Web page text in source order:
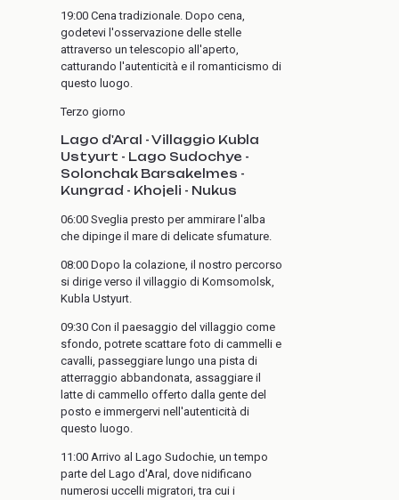
19:00 Cena tradizionale. Dopo cena,
godetevi l'osservazione delle stelle
attraverso un telescopio all'aperto,
catturando l'autenticità e il romanticismo di
questo luogo.
Terzo giorno
Lago d'Aral - Villaggio Kubla
Ustyurt - Lago Sudochye -
Solonchak Barsakelmes -
Kungrad - Khojeli - Nukus
06:00 Sveglia presto per ammirare l'alba
che dipinge il mare di delicate sfumature.
08:00 Dopo la colazione, il nostro percorso
si dirige verso il villaggio di Komsomolsk,
Kubla Ustyurt.
09:30 Con il paesaggio del villaggio come
sfondo, potrete scattare foto di cammelli e
cavalli, passeggiare lungo una pista di
atterraggio abbandonata, assaggiare il
latte di cammello offerto dalla gente del
posto e immergervi nell'autenticità di
questo luogo.
11:00 Arrivo al Lago Sudochie, un tempo
parte del Lago d'Aral, dove nidificano
numerosi uccelli migratori, tra cui i